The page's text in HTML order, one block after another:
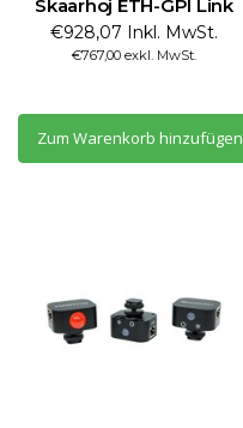
Skaarhoj ETH-GPI Link
€928,07 Inkl. MwSt.
€767,00 exkl. MwSt.
Zum Warenkorb hinzufügen